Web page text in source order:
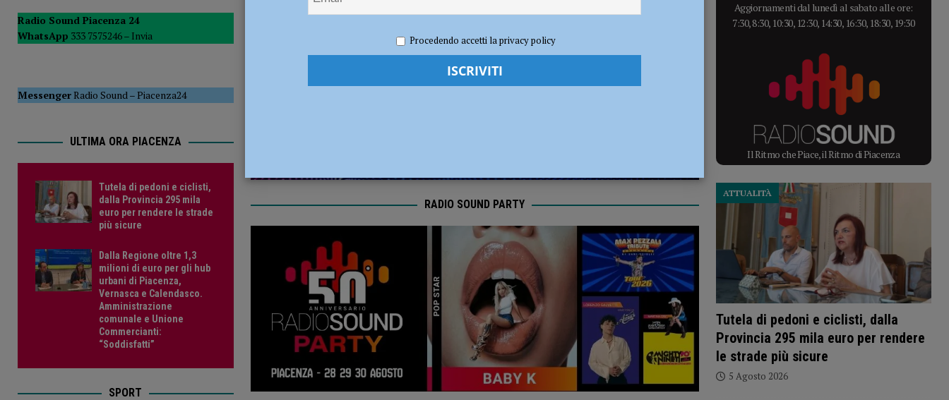
POLITICA
[ 5 Agosto 2026 ] Caldo estremo e asili nido, Tagliaferri (FdI): “Verificare subito la situazione nella provincia di Piacenza”
Redazione FG Cronaca Piacenza
RADIO SOUND PARTY
Radio Sound Piacenza 24
WhatsApp 333 7575246 – Invia
MessengerRadio Sound–Piacenza24
ULTIMA ORA PIACENZA
Tutela di pedoni e ciclisti,
dalla Provincia 295 mila
euro per rendere le strade
più sicure
Dalla Regione oltre 1,3
milioni di euro per gli hub
urbani di Piacenza,
Vernasca e Calendasco.
Amministrazione
comunale e Unione
Commercianti:
“Soddisfatti”
SPORT
Aggiornamenti dal lunedì al sabato alle ore:
7:30, 8:30, 10:30, 12:30, 14:30, 16:30, 18:30, 19:30
Il Ritmo che Piace, il Ritmo di Piacenza
Tutela di pedoni e ciclisti, dalla
Provincia 295 mila euro per rendere
le strade più sicure
ATTUALITÀ
5 Agosto 2026
Procedendo accetti la privacy policy